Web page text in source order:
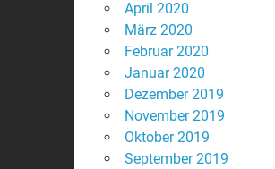
April 2020
März 2020
Februar 2020
Januar 2020
Dezember 2019
November 2019
Oktober 2019
September 2019